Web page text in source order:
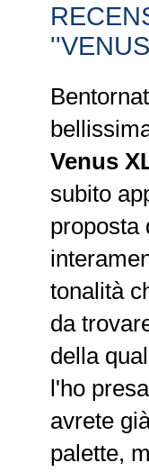
Venus
subito
proposta
tonalità
da
della
l'ho
avrete
palette,